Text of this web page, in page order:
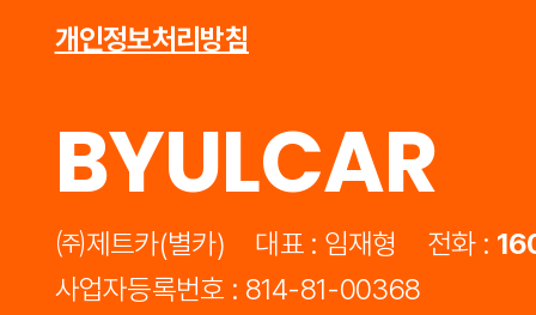
개인정보처리방침
BYULCAR
㈜제트카(별카) 대표 : 임재형 전화 :
사업자등록번호 : 814-81-00368